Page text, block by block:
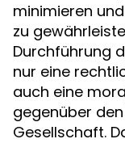
minimieren
zu
Durchführung
nur eine
auch eine
gegenüber
Gesellschaft.